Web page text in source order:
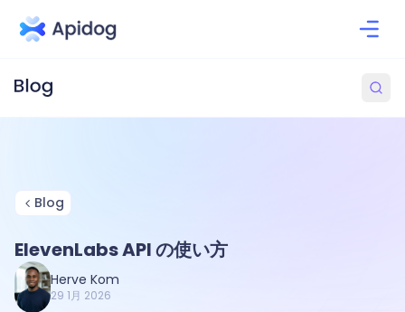
Blog
ElevenLabs API の使い方
Herve Kom
29 1月 2026